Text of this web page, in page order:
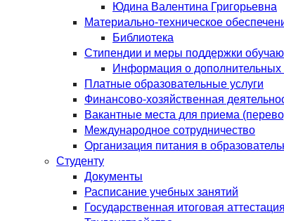
Юдина Валентина Григорьевна
Материально-техническое
Библиотека
Стипендии и меры поддержки
Информация о дополнительных
Платные образовательные услуги
Финансово-хозяйственная
Вакантные места для приема
Международное сотрудничество
Организация питания в
Студенту
Документы
Расписание учебных занятий
Государственная итоговая аттестация